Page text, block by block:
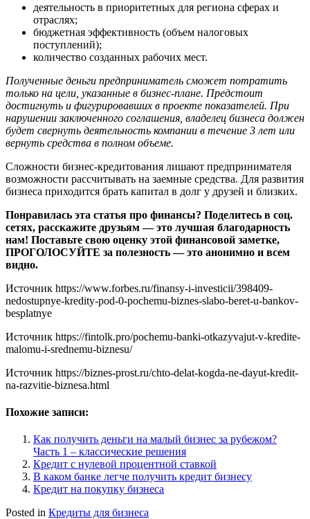
деятельность в приоритетных для региона сферах и
отраслях;
бюджетная эффективность (объем налоговых
поступлений);
количество созданных рабочих мест.
Полученные деньги предприниматель сможет потратить
только на цели, указанные в бизнес-плане. Предстоит
достигнуть и фигурировавших в проекте показателей. При
нарушении заключенного соглашения, владелец бизнеса должен
будет свернуть деятельность компании в течение 3 лет или
вернуть средства в полном объеме.
Сложности бизнес-кредитования лишают предпринимателя
возможности рассчитывать на заемные средства. Для развития
бизнеса приходится брать капитал в долг у друзей и близких.
Понравилась эта статья про финансы? Поделитесь в соц.
сетях, расскажите друзьям — это лучшая благодарность
нам! Поставьте свою оценку этой финансовой заметке,
ПРОГОЛОСУЙТЕ за полезность — это анонимно и всем
видно.
Источник https://www.forbes.ru/finansy-i-investicii/398409-
nedostupnye-kredity-pod-0-pochemu-biznes-slabo-beret-u-bankov-
besplatnye
Источник https://fintolk.pro/pochemu-banki-otkazyvajut-v-kredite-
malomu-i-srednemu-biznesu/
Источник https://biznes-prost.ru/chto-delat-kogda-ne-dayut-kredit-
na-razvitie-biznesa.html
Похожие записи:
Как получить деньги на малый бизнес за рубежом?
Часть 1 – классические решения
Кредит с нулевой процентной ставкой
В каком банке легче получить кредит бизнесу
Кредит на покупку бизнеса
Posted in Кредиты для бизнеса